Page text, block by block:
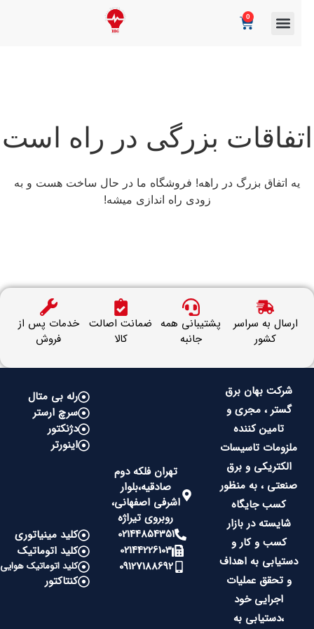
بزرگی در راه است
یه اتفاق بزرگ در راهه! فروشگاه ما در حال ساخت هست و به
زودی راه اندازی میشه!
ارسال به سراسر
کشور
پشتیبانی همه
جانبه
ضمانت اصالت
کالا
خدمات پس از
فروش
شرکت بهان برق
گستر ، مجری و
تامین کننده
ملزومات تاسیسات
الکتریکی و برق
صنعتی ، به منظور
کسب جایگاه
شایسته در بازار
کسب و کار و
دستیابی به اهداف
و تحقق عملیات
اجرایی خود
،دستیابی به
تهران فلکه دوم
صادقیه،بلوار
اشرفی اصفهانی،
روبروی تیراژه
02144854351
02144226103
09127188692
رله بی متال
سرچ ارستر
دژنکتور
اینورتر
کلید مینیاتوری
کلید اتوماتیک
کلید اتوماتیک هوایی
کنتاکتور